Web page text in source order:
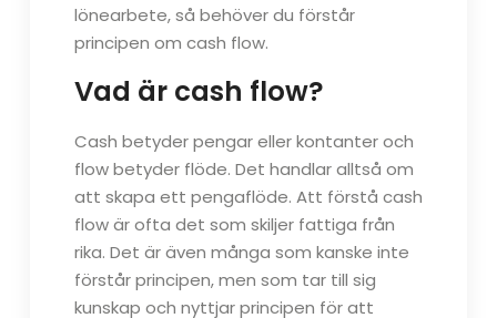
lönearbete, så behöver du förstår
principen om cash flow.
Vad är cash flow?
Cash betyder pengar eller kontanter och
flow betyder flöde. Det handlar alltså om
att skapa ett pengaflöde. Att förstå cash
flow är ofta det som skiljer fattiga från
rika. Det är även många som kanske inte
förstår principen, men som tar till sig
kunskap och nyttjar principen för att